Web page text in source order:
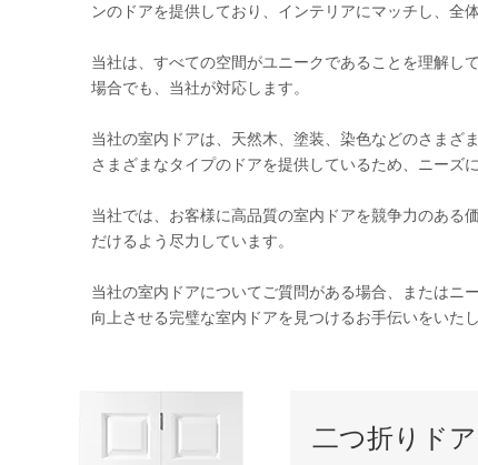
ンのドアを提供しており、インテリアにマッチし、全
当社は、すべての空間がユニークであることを理解し
場合でも、当社が対応します。
当社の室内ドアは、天然木、塗装、染色などのさまざ
さまざまなタイプのドアを提供しているため、ニーズ
当社では、お客様に高品質の室内ドアを競争力のある
だけるよう尽力して​​います。
当社の室内ドアについてご質問がある場合、またはニ
向上させる完璧な室内ドアを見つけるお手伝いをいたし
二つ折りドア